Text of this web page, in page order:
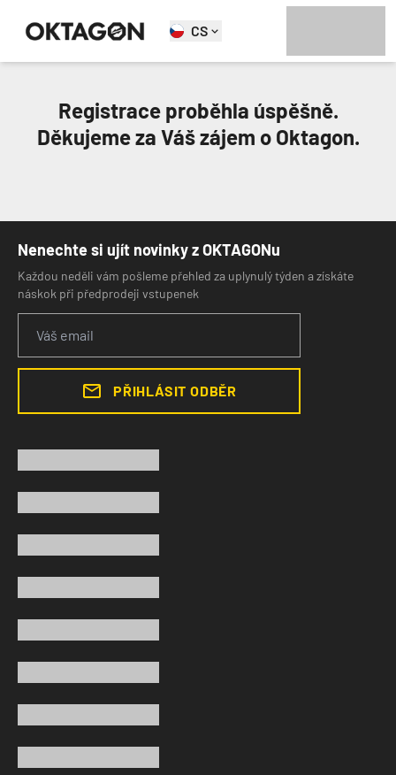
CS
Registrace proběhla úspěšně.
Děkujeme za Váš zájem o Oktagon.
Nenechte si ujít novinky z OKTAGONu
Každou neděli vám pošleme přehled za uplynulý týden a získáte
náskok při předprodeji vstupenek
PŘIHLÁSIT ODBĚR